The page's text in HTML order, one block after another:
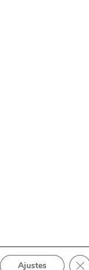
Ajustes